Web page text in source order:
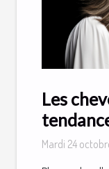
Les
Mardi 24